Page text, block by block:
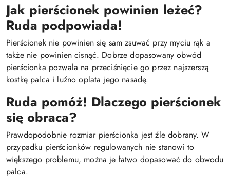
Jak pierścionek powinien leżeć?
Ruda podpowiada!
Pierścionek nie powinien się sam zsuwać przy myciu rąk a
także nie powinien cisnąć. Dobrze dopasowany obwód
pierścionka pozwala na przeciśnięcie go przez najszerszą
kostkę palca i luźno oplata jego nasadę.
Ruda pomóż! Dlaczego pierścionek
się obraca?
Prawdopodobnie rozmiar pierścionka jest źle dobrany. W
przypadku pierścionków regulowanych nie stanowi to
większego problemu, można je łatwo dopasować do obwodu
palca.